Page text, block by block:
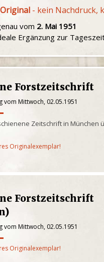
- kein Nachdruck,
vom 2. Mai 1951
Ergänzung zur
Forstzeitschrift
vom Mittwoch, 02.05.1951
Zeitschrift in München
Originalexemplar!
Forstzeitschrift
vom Mittwoch, 02.05.1951
Originalexemplar!